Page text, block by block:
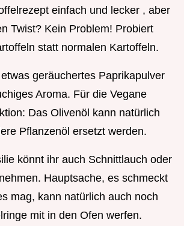
einfach und lecker , aber
Twist? Kein Problem! Probiert
statt normalen Kartoffeln.
geräuchertes Paprikapulver
Aroma. Für die Vegane
Das Olivenöl kann natürlich
Pflanzenöl ersetzt werden.
könnt ihr auch Schnittlauch oder
Hauptsache, es schmeckt
mag, kann natürlich auch noch
mit in den Ofen werfen.